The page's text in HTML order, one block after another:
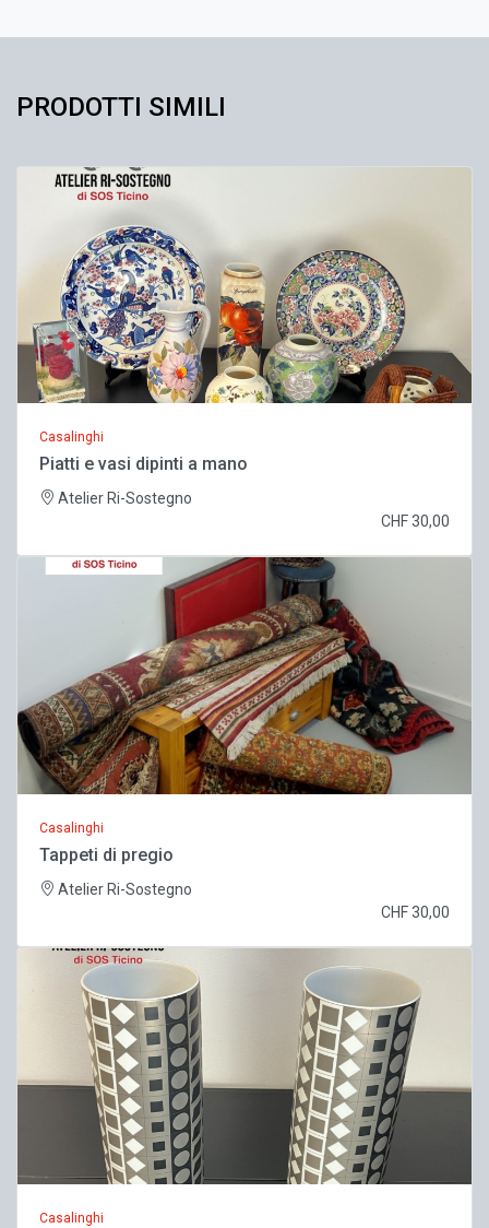
PRODOTTI SIMILI
Casalinghi
Piatti e vasi dipinti a mano
Atelier Ri-Sostegno
CHF 30,00
Casalinghi
Tappeti di pregio
Atelier Ri-Sostegno
CHF 30,00
Casalinghi